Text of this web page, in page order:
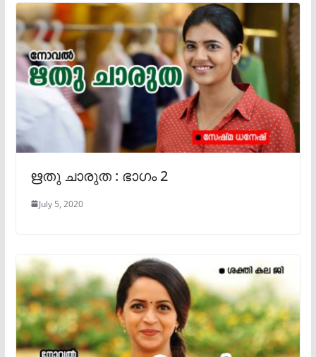
ഋതു ചാരുത : ഭാഗം 2
July 5, 2020